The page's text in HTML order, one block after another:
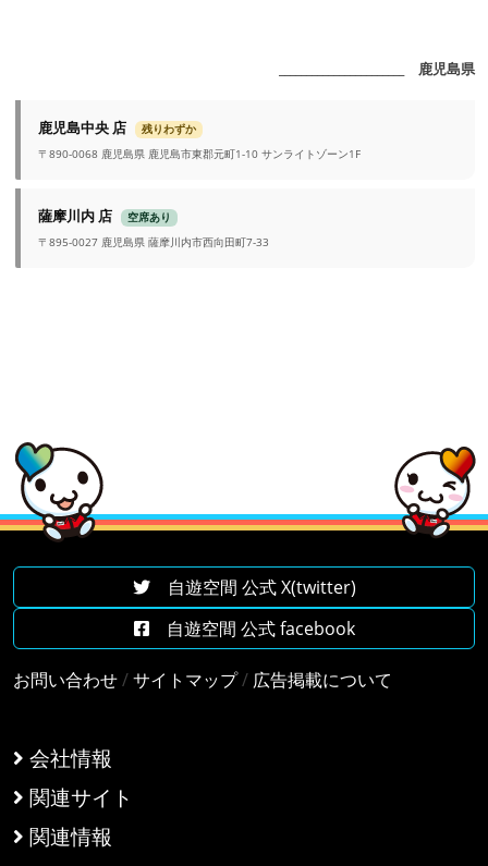
_______________________ 鹿児島県
鹿児島中央 店
残りわずか
〒890-0068 鹿児島県 鹿児島市東郡元町1-10 サンライトゾーン1F
薩摩川内 店
空席あり
〒895-0027 鹿児島県 薩摩川内市西向田町7-33
会社情報
関連サイト
関連情報
自遊空間 公式 X(twitter)
自遊空間 公式 facebook
お問い合わせ/サイトマップ/ 広告掲載について